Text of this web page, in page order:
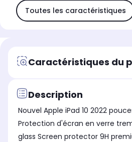
Toutes les caractéristiques
Caractéristiques du
Description
Nouvel Apple iPad 10 2022 pouces Wifi - 4G/
Protection d'écran en verre
glass Screen protector 9H